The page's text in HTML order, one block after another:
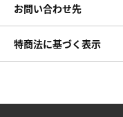
お問い合わせ先
特商法に基づく表示